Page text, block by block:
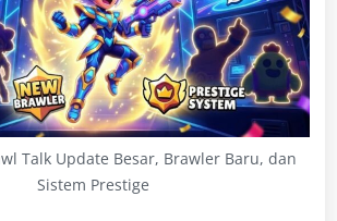
Talk Update Besar, Brawler Baru, dan
Sistem Prestige